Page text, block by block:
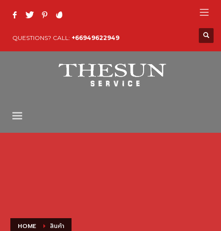
QUESTIONS? CALL: +66949622949
HOME สินค้า